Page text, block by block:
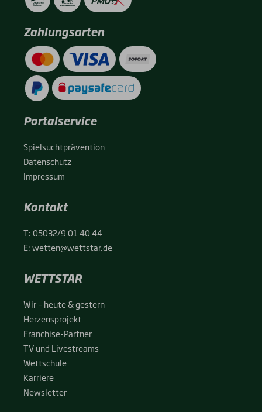
Zahlungsarten
Portalservice
Spiel­sucht­prä­ven­ti­on
Daten­schutz
Impres­sum
Kontakt
T:05032/9 01 40 44
E:wetten@wettstar.de
WETTSTAR
Wir – heu­te & ges­tern
Her­zens­pro­jekt
Fran­chise-Par­t­­ner
TV und Live­streams
Wett­schu­le
Kar­rie­re
News­let­ter